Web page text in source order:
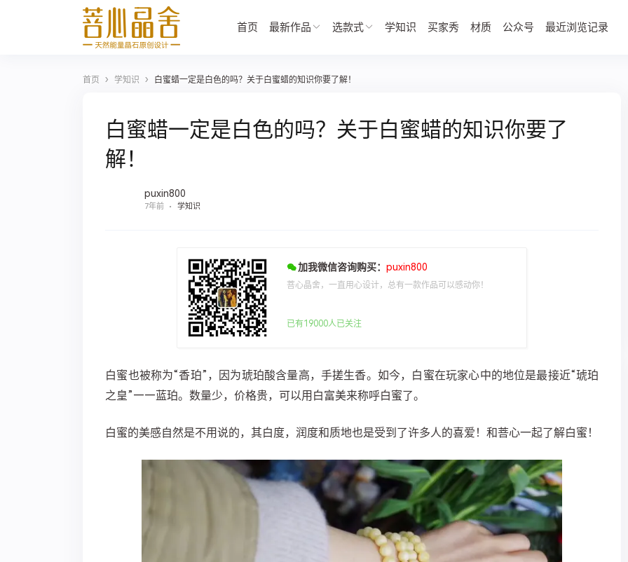
首页 最新作品 选款式 学知识 买家秀 材质 公众号 最近浏览记录
首页 › 学知识 › 白蜜蜡一定是白色的吗？关于白蜜蜡的知识你要了解！
白蜜蜡一定是白色的吗？关于白蜜蜡的知识你要了
解！
puxin800
7年前 学知识
加我微信咨询购买： puxin800
菩心晶舍，一直用心设计，总有一款作品可以感动你！
已有19000人已关注
​​白蜜也被称为“香珀”，因为琥珀酸含量高，手搓生香。如今，白蜜在玩家心中的地位是最接近“琥珀
之皇”——蓝珀。数量少，价格贵，可以用白富美来称呼白蜜了。
白蜜的美感自然是不用说的，其白度，润度和质地也是受到了许多人的喜爱！和菩心一起了解白蜜！